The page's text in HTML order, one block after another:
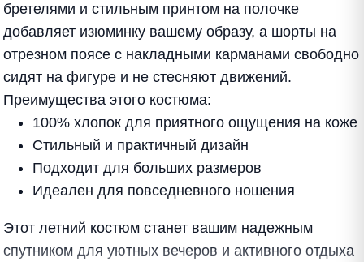
бретелями и стильным принтом на полочке
добавляет изюминку вашему образу, а шорты на
отрезном поясе с накладными карманами свободно
сидят на фигуре и не стесняют движений.
Преимущества этого костюма:
100% хлопок для приятного ощущения на коже
Стильный и практичный дизайн
Подходит для больших размеров
Идеален для повседневного ношения
Этот летний костюм станет вашим надежным
спутником для уютных вечеров и активного отдыха